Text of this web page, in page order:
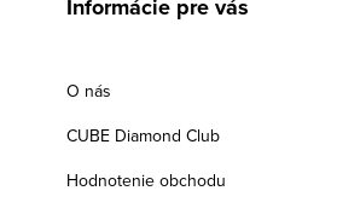
Informácie pre vás
O nás
CUBE Diamond Club
Hodnotenie obchodu